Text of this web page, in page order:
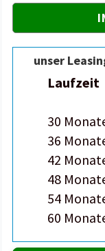
unser
Laufzeit
30
36
42
48
54
60